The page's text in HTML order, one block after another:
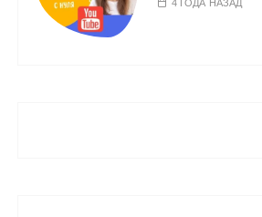
4 ГОДА НАЗАД